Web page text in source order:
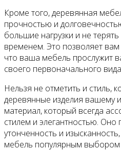
Кроме того, деревянная
прочностью и
большие нагрузки и не
временем. Это позволяет
что ваша мебель прослужит
своего первоначального
Нельзя не отметить и стиль,
деревянные изделия вашему
материал, который всегда
стилем и элегантностью. Оно
утонченность и
мебель популярным выбором